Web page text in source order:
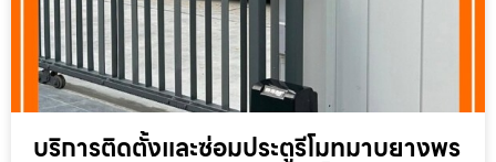
บริการติดตั้งและซ่อมประตูรีโมทมาบยางพร